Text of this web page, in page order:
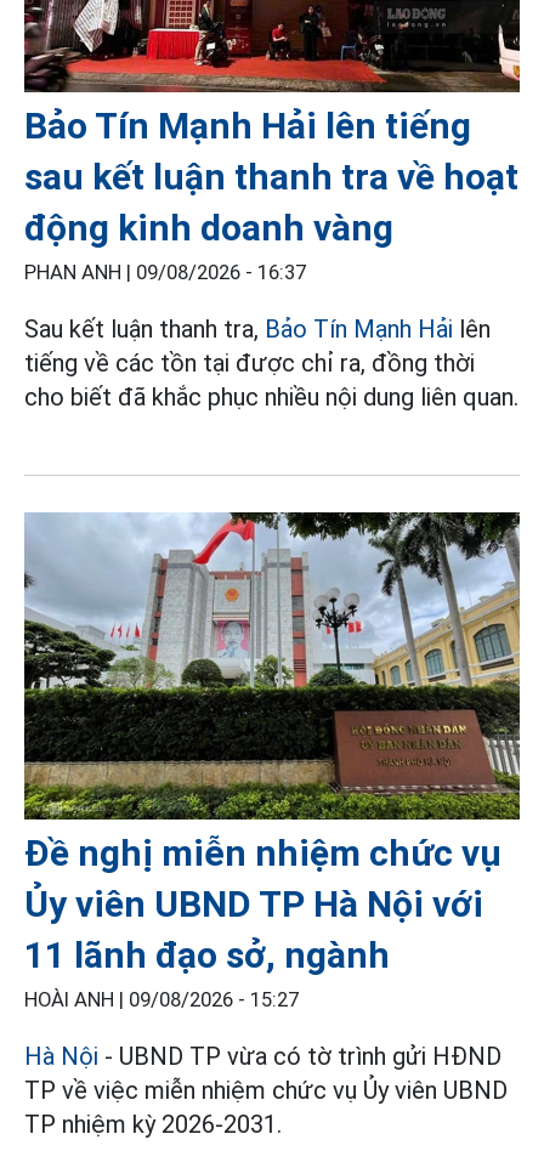
Bảo Tín Mạnh Hải lên tiếng
sau kết luận thanh tra về hoạt
động kinh doanh vàng
PHAN ANH | 09/08/2026 - 16:37
Sau kết luận thanh tra, Bảo Tín Mạnh Hải lên
tiếng về các tồn tại được chỉ ra, đồng thời
cho biết đã khắc phục nhiều nội dung liên quan.
Đề nghị miễn nhiệm chức vụ
Ủy viên UBND TP Hà Nội với
11 lãnh đạo sở, ngành
HOÀI ANH | 09/08/2026 - 15:27
Hà Nội - UBND TP vừa có tờ trình gửi HĐND
TP về việc miễn nhiệm chức vụ Ủy viên UBND
TP nhiệm kỳ 2026-2031.